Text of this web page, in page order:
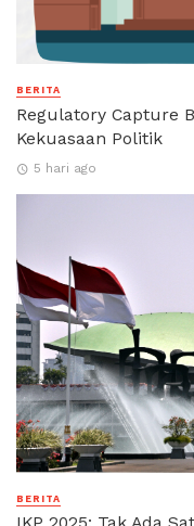
BERITA
Regulatory Capture
Kekuasaan Politik
5 hari ago
BERITA